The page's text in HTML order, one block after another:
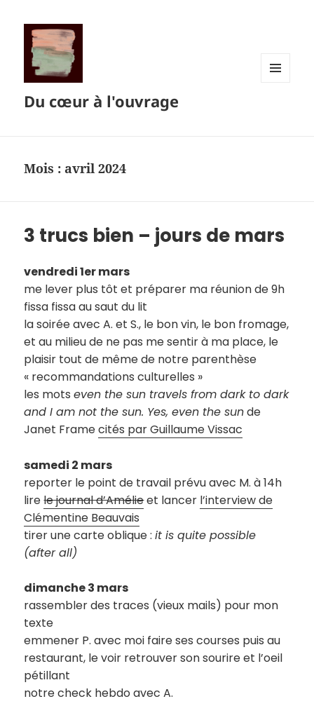
Du cœur à l'ouvrage
Mois : avril 2024
3 trucs bien – jours de mars
vendredi 1er mars
me lever plus tôt et préparer ma réunion de 9h
fissa fissa au saut du lit
la soirée avec A. et S., le bon vin, le bon fromage,
et au milieu de ne pas me sentir à ma place, le
plaisir tout de même de notre parenthèse
« recommandations culturelles »
les motseven the sun travels from dark to dark
and I am not the sun. Yes, even the sunde
Janet Framecités par Guillaume Vissac
samedi 2 mars
reporter le point de travail prévu avec M. à 14h
lirele journal d’Amélieet lancer l’interview de
Clémentine Beauvais
tirer une carte oblique :it is quite possible
(after all)
dimanche 3 mars
rassembler des traces (vieux mails) pour mon
texte
emmener P. avec moi faire ses courses puis au
restaurant, le voir retrouver son sourire et l’oeil
pétillant
notre check hebdo avec A.